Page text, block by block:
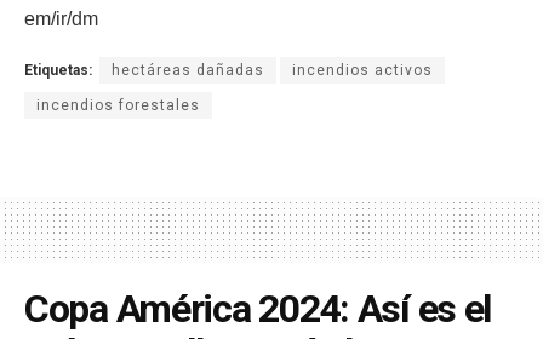
em/ir/dm
Etiquetas: hectáreas dañadas incendios activos
incendios forestales
Copa América 2024: Así es el